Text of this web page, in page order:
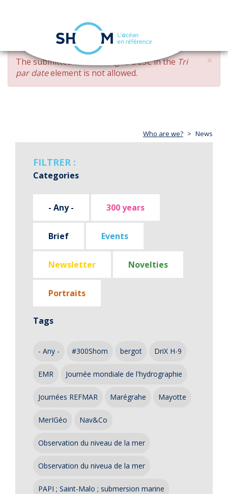
Skip
main
content
navigation
×
ERROR
MESSAGE
The submitted value changed DESCin the Tri
par dateelement is not allowed.
Who are we? News
FILTRER :
Categories
- Any - 300 years
Brief Events
Newsletter Novelties
Portraits
Tags
- Any - #300Shom bergot DriX H-9
EMR Journée mondiale de l'hydrographie
Journées REFMAR Marégrahe Mayotte
MerIGéo Nav&Co
Observation du niveau de la mer
Observation du niveua de la mer
PAPI ; Saint-Malo ; submersion marine